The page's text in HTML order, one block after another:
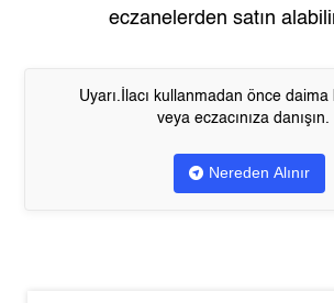
eczanelerden satın
Uyarı.İlacı kullanmadan önce
veya eczacınıza danışın.
Nereden Alınır